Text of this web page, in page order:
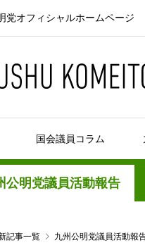
党オフィシャルホームページ
国会議員コラム
公明党議員活動報告
記事一覧 九州公明党議員活動報